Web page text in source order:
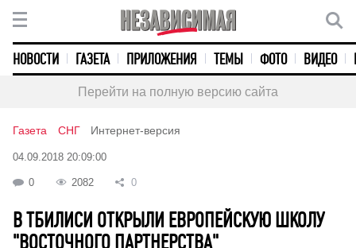
НОВОСТИ ГАЗЕТА ПРИЛОЖЕНИЯ ТЕМЫ ФОТО ВИДЕО
Перейти на полную версию сайта
Газета СНГ Интернет-версия
04.09.2018 20:09:00
0 2082 0
В ТБИЛИСИ ОТКРЫЛИ ЕВРОПЕЙСКУЮ ШКОЛУ
"ВОСТОЧНОГО ПАРТНЕРСТВА"